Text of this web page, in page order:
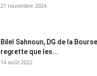
27 novembre 2024
Bilel Sahnoun, DG de la
regrette que les...
14 août 2022